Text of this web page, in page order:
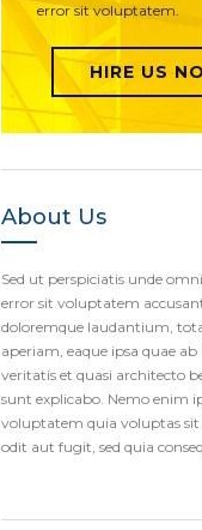
error sit voluptatem.
HIRE US
About Us
Sed ut perspiciatis unde
error sit voluptatem
doloremque laudantium,
aperiam, eaque ipsa quae
veritatis et quasi architecto
sunt explicabo. Nemo enim
voluptatem quia voluptas
odit aut fugit, sed quia